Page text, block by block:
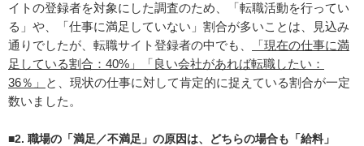
イトの登録者を対象にした調査のため、「転職活動を行ってい
る」や、「仕事に満足していない」割合が多いことは、見込み
通りでしたが、転職サイト登録者の中でも、
「現在の仕事に満
足している割合：40%」「良い会社があれば転職したい：
36％」
と、現状の仕事に対して肯定的に捉えている割合が一定
数いました。
■2. 職場の「満足／不満足」の原因は、どちらの場合も「給料」